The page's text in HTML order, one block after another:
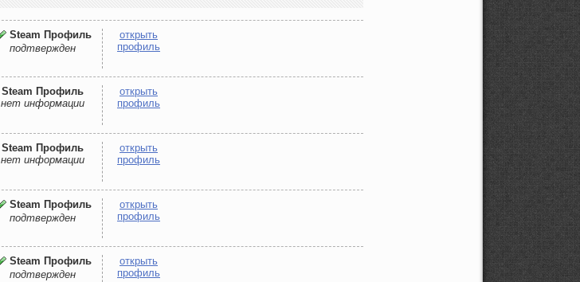
Steam Профиль
подтвержден
открыть
профиль
Steam Профиль
нет информации
открыть
профиль
Steam Профиль
нет информации
открыть
профиль
Steam Профиль
подтвержден
открыть
профиль
Steam Профиль
подтвержден
открыть
профиль